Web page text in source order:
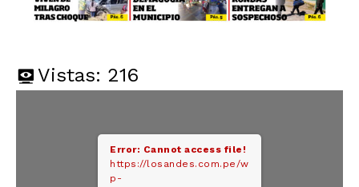
Vistas: 216
Error: Cannot access file!
https://losandes.com.pe/w
p-